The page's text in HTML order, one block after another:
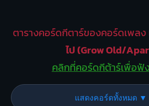
ตารางคอร์ดกีตาร์ของคอร์ดเพลง
ไป (Grow Old/
คลิกที่คอร์ดกีต้าร์เพื่อฟั
แสดงคอร์ดทั้งหมด ▼